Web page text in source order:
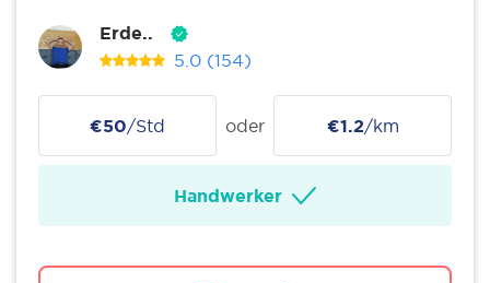
Erde..
5.0 (154)
€50/Std oder €1.2/km
Handwerker